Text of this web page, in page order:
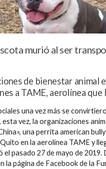
murió al ser
de bienestar animal
a TAME, aerolínea
una vez más se
esta vez, la organizaciones
una perrita american
en la aerolínea TAME y
el pasado 27 de mayo de 2019.
la página de Facebook de la